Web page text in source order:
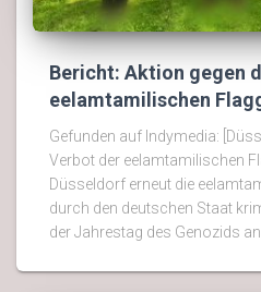
Bericht: Aktion gegen
eelamtamilischen
Gefunden auf Indymedia:
Verbot der eelamtamilischen
Düsseldorf erneut die
durch den deutschen Staat
der Jahrestag des Genozids an